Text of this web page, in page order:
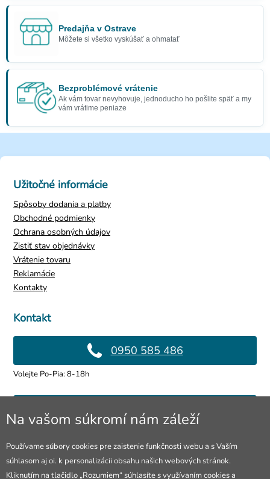
Predajňa v Ostrave
Môžete si všetko vyskúšať a ohmatať
Bezproblémové vrátenie
Ak vám tovar nevyhovuje, jednoducho ho pošlite späť a my
vám vrátime peniaze
Kontakt
0950 585 486
Volejte Po-Pia: 8-18h
info@4lol.cz
Predajňa v Ostrave
Užitočné informácie
Spôsoby dodania a platby
Obchodné podmienky
Ochrana osobných údajov
Zistiť stav objednávky
Vrátenie tovaru
Reklamácie
Kontakty
Na vašom súkromí nám záleží
Používame súbory cookies pre zaistenie funkčnosti webu a s Vaším
súhlasom aj oi. k personalizácii obsahu našich webových stránok.
Kliknutím na tlačidlo „Rozumiem“ súhlasíte s využívaním cookies a